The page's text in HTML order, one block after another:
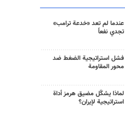
عندما لم تعد «خدعة ترامب»
تجدي نفعاً
فشل استراتيجية الضغط ضد
محور المقاومة
لماذا يشكّل مضيق هرمز أداة
استراتيجية لإيران؟